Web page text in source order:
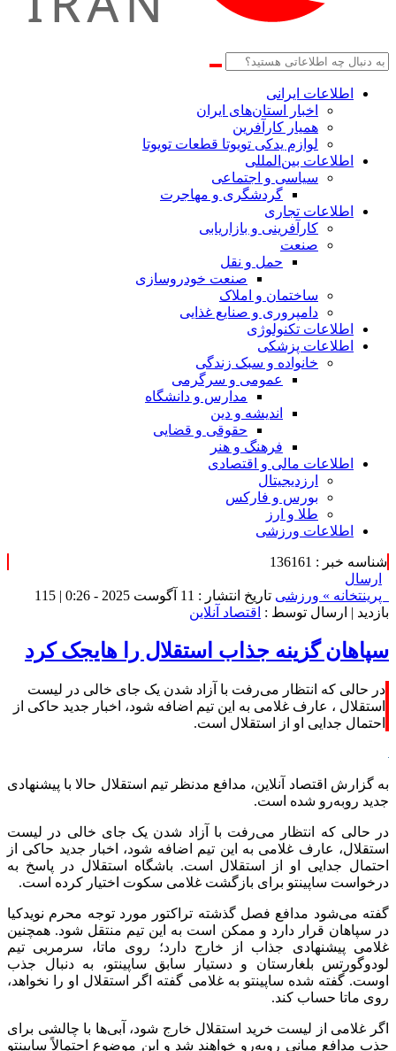
اطلاعات‌ ‎ایرانی
اخبار استان‌های ایران
همیار کارآفرین
لوازم یدکی تویوتا قطعات تویوتا
اطلاعات بین‌المللی
سیاسی و اجتماعی
گردشگری و مهاجرت
اطلاعات تجاری
کارآفرینی و بازاریابی
صنعت
حمل و نقل
صنعت خودروسازی
ساختمان و املاک
دامپروری و صنایع غذایی
اطلاعات تکنولوژی
اطلاعات پزشکی
خانواده و سبک زندگی
عمومی و سرگرمی
مدارس و دانشگاه
اندیشه و دین
حقوقی و قضایی
فرهنگ و هنر
اطلاعات مالی و اقتصادی
ارزدیجیتال
بورس و فارکس
طلا و ارز
اطلاعات ورزشی
شناسه خبر : 136161
ارسال
پرینتخانه » ورزشی تاریخ انتشار : 11 آگوست 2025 - 0:26 |
115
بازدید | ارسال توسط : اقتصاد آنلاین
سپاهان گزینه جذاب استقلال را هایجک کرد
در حالی که انتظار می‌رفت با آزاد شدن یک جای خالی در لیست
استقلال ، عارف غلامی به این تیم اضافه شود، اخبار جدید حاکی از
احتمال جدایی او از استقلال است.
به گزارش اقتصاد آنلاین، مدافع مدنظر تیم استقلال حالا با پیشنهادی
جدید رو‌به‌رو شده است.
در حالی که انتظار می‌رفت با آزاد شدن یک جای خالی در لیست
استقلال، عارف غلامی به این تیم اضافه شود، اخبار جدید حاکی از
احتمال جدایی او از استقلال است. باشگاه استقلال در پاسخ به
درخواست ساپینتو برای بازگشت غلامی سکوت اختیار کرده است.
گفته می‌شود مدافع فصل گذشته تراکتور مورد توجه محرم نویدکیا
در سپاهان قرار دارد و ممکن است به این تیم منتقل شود. همچنین
غلامی پیشنهادی جذاب از خارج دارد؛ روی ماتا، سرمربی تیم
لودوگورتس بلغارستان و دستیار سابق ساپینتو، به دنبال جذب
اوست. گفته شده ساپینتو به غلامی گفته اگر استقلال او را نخواهد،
روی ماتا حساب کند.
اگر غلامی از لیست خرید استقلال خارج شود، آبی‌ها با چالشی برای
جذب مدافع میانی رو‌به‌رو خواهند شد و این موضوع احتمالاً ساپینتو